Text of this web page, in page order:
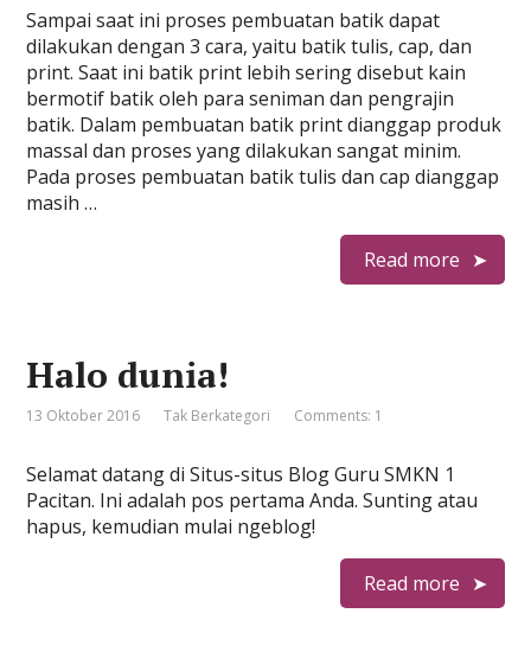
Sampai saat ini proses pembuatan batik dapat
dilakukan dengan 3 cara, yaitu batik tulis, cap, dan
print. Saat ini batik print lebih sering disebut kain
bermotif batik oleh para seniman dan pengrajin
batik. Dalam pembuatan batik print dianggap produk
massal dan proses yang dilakukan sangat minim.
Pada proses pembuatan batik tulis dan cap dianggap
masih …
Read more
Halo dunia!
13 Oktober 2016 Tak Berkategori Comments: 1
Selamat datang di Situs-situs Blog Guru SMKN 1
Pacitan. Ini adalah pos pertama Anda. Sunting atau
hapus, kemudian mulai ngeblog!
Read more